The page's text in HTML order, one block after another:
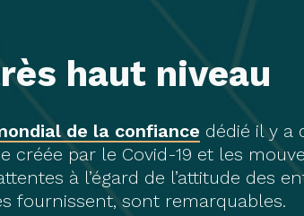
haut niveau
de la confiance dédié il y a
créée par le Covid-19 et les
à l’égard de l’attitude des
fournissent, sont remarquables.